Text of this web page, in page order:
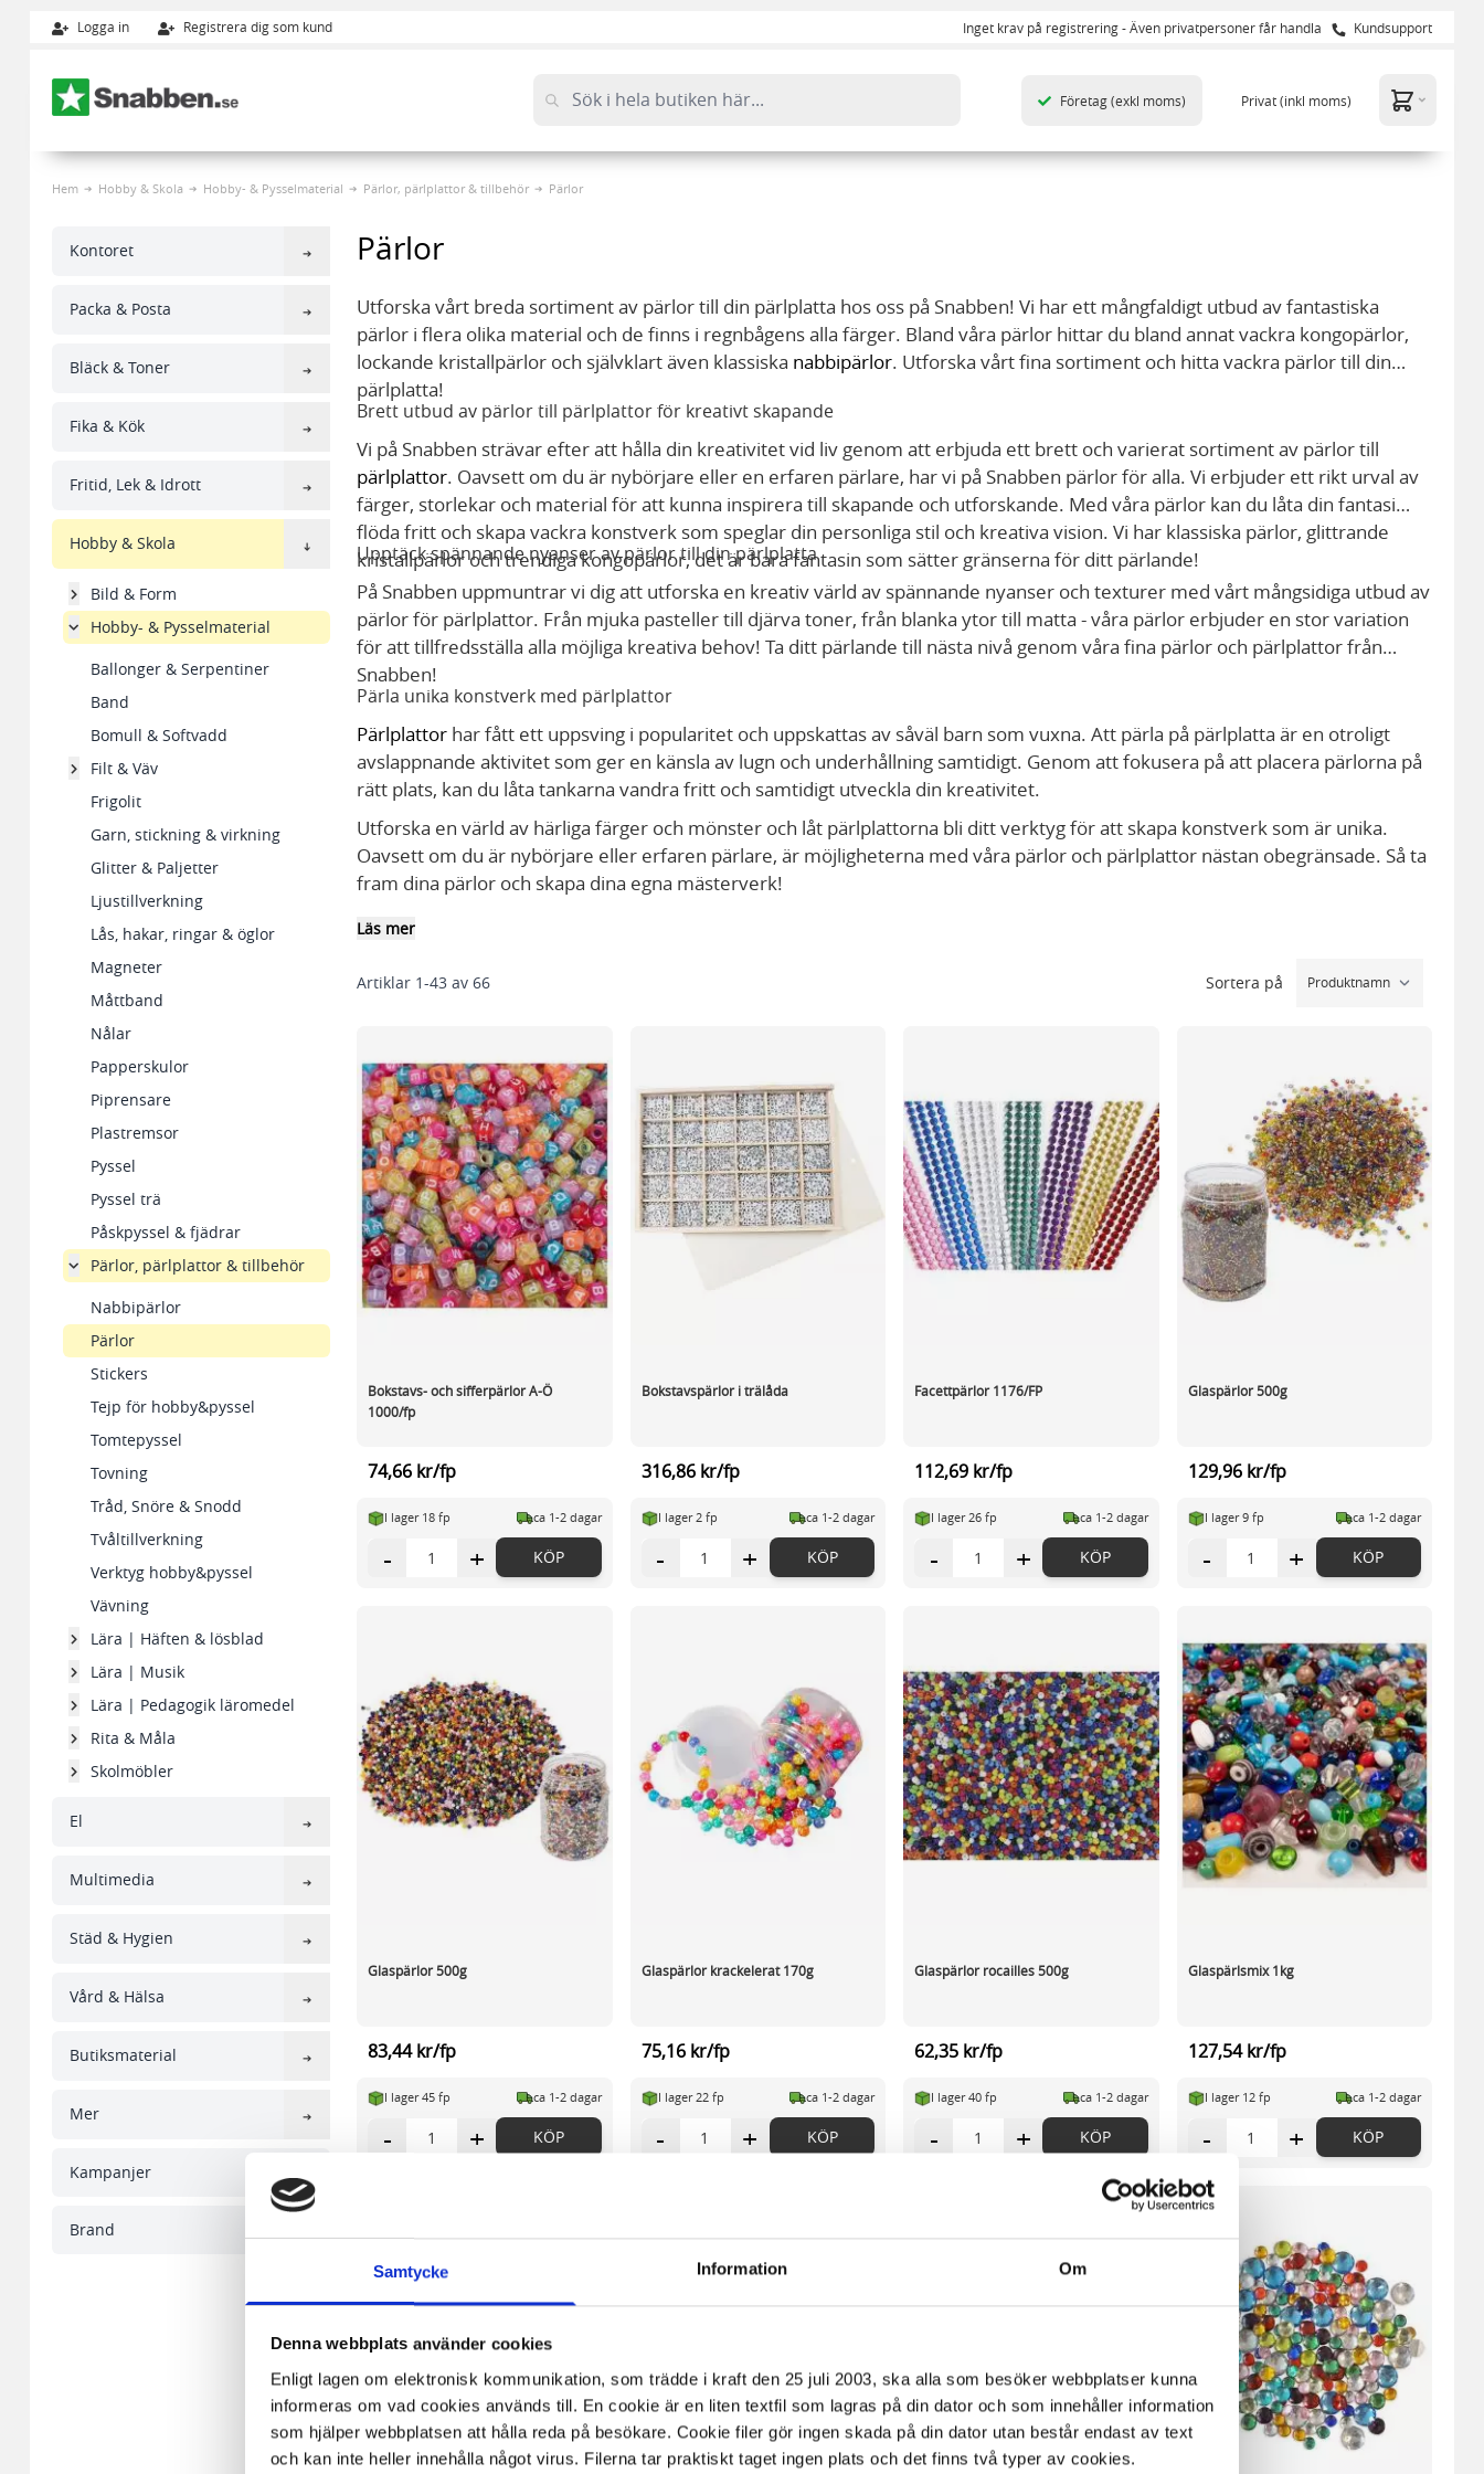
Samtycke Information Om
Denna webbplats använder cookies
Enligt lagen om elektronisk kommunikation, som trädde i kraft den 25 juli 2003, ska alla som besöker webbplatser kunna
informeras om vad cookies används till. En cookie är en liten textfil som lagras på din dator och som innehåller information
som hjälper webbplatsen att hålla reda på besökare. Cookie filer gör ingen skada på din dator utan består endast av text
och kan inte heller innehålla något virus. Filerna tar praktiskt taget ingen plats och det finns två typer av cookies.
Logga in Registrera dig som kund Inget krav på registrering - Även privatpersoner får handla Kundsupport
Företag(exkl moms) Privat(inkl moms)
Hem Hobby & Skola Hobby- & Pysselmaterial Pärlor, pärlplattor & tillbehör Pärlor
Kontoret
Packa & Posta
Bläck & Toner
Fika & Kök
Fritid, Lek & Idrott
Hobby & Skola
Bild & Form
Hobby- & Pysselmaterial
Ballonger & Serpentiner
Band
Bomull & Softvadd
Filt & Väv
Frigolit
Garn, stickning & virkning
Glitter & Paljetter
Ljustillverkning
Lås, hakar, ringar & öglor
Magneter
Måttband
Nålar
Papperskulor
Piprensare
Plastremsor
Pyssel
Pyssel trä
Påskpyssel & fjädrar
Pärlor, pärlplattor & tillbehör
Nabbipärlor
Pärlor
Stickers
Tejp för hobby&pyssel
Tomtepyssel
Tovning
Tråd, Snöre & Snodd
Tvåltillverkning
Verktyg hobby&pyssel
Vävning
Lära | Häften & lösblad
Lära | Musik
Lära | Pedagogik läromedel
Rita & Måla
Skolmöbler
El
Multimedia
Städ & Hygien
Vård & Hälsa
Butiksmaterial
Mer
Kampanjer
Brand
Pärlor
Utforska vårt breda sortiment av pärlor till din pärlplatta hos oss på Snabben! Vi har ett mångfaldigt utbud av fantastiska
pärlor i flera olika material och de finns i regnbågens alla färger. Bland våra pärlor hittar du bland annat vackra kongopärlor,
lockande kristallpärlor och självklart även klassiska nabbipärlor. Utforska vårt fina sortiment och hitta vackra pärlor till din
pärlplatta!
Brett utbud av pärlor till pärlplattor för kreativt skapande
Vi på Snabben strävar efter att hålla din kreativitet vid liv genom att erbjuda ett brett och varierat sortiment av pärlor till
pärlplattor. Oavsett om du är nybörjare eller en erfaren pärlare, har vi på Snabben pärlor för alla. Vi erbjuder ett rikt urval av
färger, storlekar och material för att kunna inspirera till skapande och utforskande. Med våra pärlor kan du låta din fantasi
flöda fritt och skapa vackra konstverk som speglar din personliga stil och kreativa vision. Vi har klassiska pärlor, glittrande
kristallpärlor och trendiga kongopärlor, det är bara fantasin som sätter gränserna för ditt pärlande!
Upptäck spännande nyanser av pärlor till din pärlplatta
På Snabben uppmuntrar vi dig att utforska en kreativ värld av spännande nyanser och texturer med vårt mångsidiga utbud av
pärlor för pärlplattor. Från mjuka pasteller till djärva toner, från blanka ytor till matta - våra pärlor erbjuder en stor variation
för att tillfredsställa alla möjliga kreativa behov! Ta ditt pärlande till nästa nivå genom våra fina pärlor och pärlplattor från
Snabben!
Pärla unika konstverk med pärlplattor
Pärlplattor har fått ett uppsving i popularitet och uppskattas av såväl barn som vuxna. Att pärla på pärlplatta är en otroligt
avslappnande aktivitet som ger en känsla av lugn och underhållning samtidigt. Genom att fokusera på att placera pärlorna på
rätt plats, kan du låta tankarna vandra fritt och samtidigt utveckla din kreativitet.
Utforska en värld av härliga färger och mönster och låt pärlplattorna bli ditt verktyg för att skapa konstverk som är unika.
Oavsett om du är nybörjare eller erfaren pärlare, är möjligheterna med våra pärlor och pärlplattor nästan obegränsade. Så ta
fram dina pärlor och skapa dina egna mästerverk!
Läs mer
Artiklar 1-43 av66 Sortera på
Bokstavs- och sifferpärlor A-Ö
1000/fp
74,66 kr/fp
I lager 18 fp ca 1-2 dagar
- + KÖP
Bokstavspärlor i trälåda
316,86 kr/fp
I lager 2 fp ca 1-2 dagar
- + KÖP
Facettpärlor 1176/FP
112,69 kr/fp
I lager 26 fp ca 1-2 dagar
- + KÖP
Glaspärlor 500g
129,96 kr/fp
I lager 9 fp ca 1-2 dagar
- + KÖP
Glaspärlor 500g
83,44 kr/fp
I lager 45 fp ca 1-2 dagar
- + KÖP
Glaspärlor krackelerat 170g
75,16 kr/fp
I lager 22 fp ca 1-2 dagar
- + KÖP
Glaspärlor rocailles 500g
62,35 kr/fp
I lager 40 fp ca 1-2 dagar
- + KÖP
Glaspärlsmix 1kg
127,54 kr/fp
I lager 12 fp ca 1-2 dagar
- + KÖP